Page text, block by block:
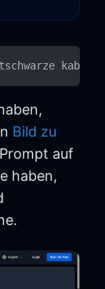
Bild zu
auf
haben,